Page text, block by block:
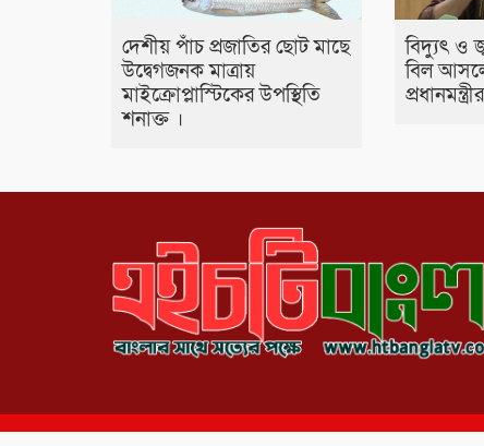
দেশীয় পাঁচ প্রজাতির ছোট মাছে
উদ্বেগজনক মাত্রায়
মাইক্রোপ্লাস্টিকের উপস্থিতি
শনাক্ত ।
বিদ্যুৎ ও
বিল